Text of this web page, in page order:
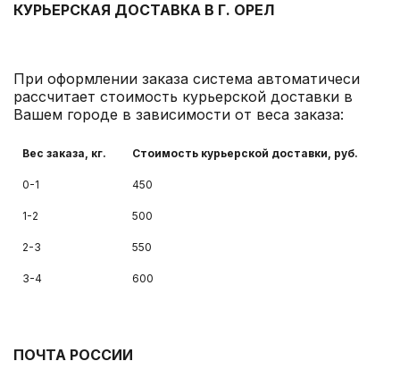
КУРЬЕРСКАЯ ДОСТАВКА В Г. ОРЕЛ
При оформлении заказа система автоматичеси
рассчитает стоимость курьерской доставки в
Вашем городе в зависимости от веса заказа:
Вес заказа, кг. Стоимость курьерской доставки, руб.
0-1 450
1-2 500
2-3 550
3-4 600
ПОЧТА РОССИИ